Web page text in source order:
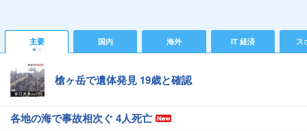
主要 国内 海外 IT 経済 ス
槍ヶ岳で遺体発見 19歳と確認
各地の海で事故相次ぐ 4人死亡